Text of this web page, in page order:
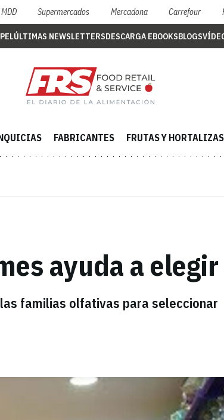
Supermercados Mercadona Carrefour
ÚLTIMAS NEWSLETTERSDESCARGA EBOOKSBLOGS
FABRICANTES FRUTAS Y HORTALIZAS
ayuda a
familias olfativas para seleccionar